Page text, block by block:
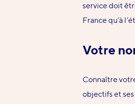
servicedoit
France qu’à
Votre
Connaître
objectifs et